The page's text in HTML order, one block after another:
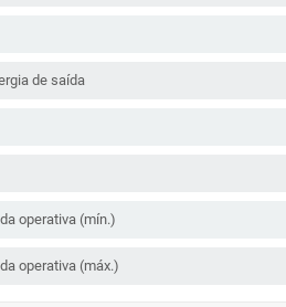
de saída
operativa (mín.)
operativa (máx.)